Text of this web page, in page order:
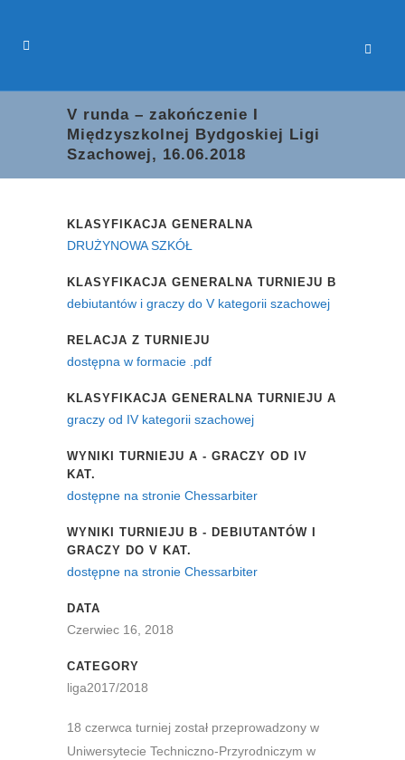
V runda – zakończenie I
Międzyszkolnej Bydgoskiej Ligi
Szachowej, 16.06.2018
KLASYFIKACJA GENERALNA
DRUŻYNOWA SZKÓŁ
KLASYFIKACJA GENERALNA TURNIEJU B
debiutantów i graczy do V kategorii szachowej
RELACJA Z TURNIEJU
dostępna w formacie .pdf
KLASYFIKACJA GENERALNA TURNIEJU A
graczy od IV kategorii szachowej
WYNIKI TURNIEJU A - GRACZY OD IV
KAT.
dostępne na stronie Chessarbiter
WYNIKI TURNIEJU B - DEBIUTANTÓW I
GRACZY DO V KAT.
dostępne na stronie Chessarbiter
DATA
Czerwiec 16, 2018
CATEGORY
liga2017/2018
18 czerwca turniej został przeprowadzony w
Uniwersytecie Techniczno-Przyrodniczym w